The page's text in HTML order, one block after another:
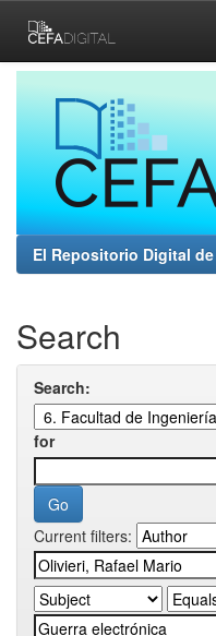
navigation
El Repositorio Digital
Search
Search:
for
Current filters: